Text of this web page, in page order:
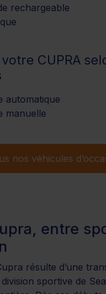
rechargeable
CUPRA
automatique
manuelle
nos véhicules
entre
résulte d’une
sportive de